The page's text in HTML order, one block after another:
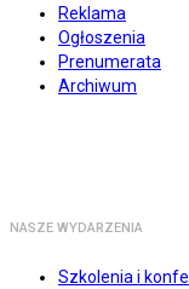
Reklama
Ogłoszenia
Prenumerata
Archiwum
NASZE WYDARZENIA
Szkolenia i